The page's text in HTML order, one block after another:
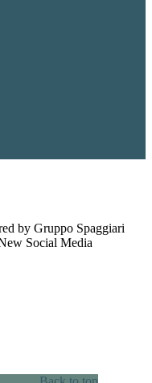
by Gruppo Spaggiari
Social Media